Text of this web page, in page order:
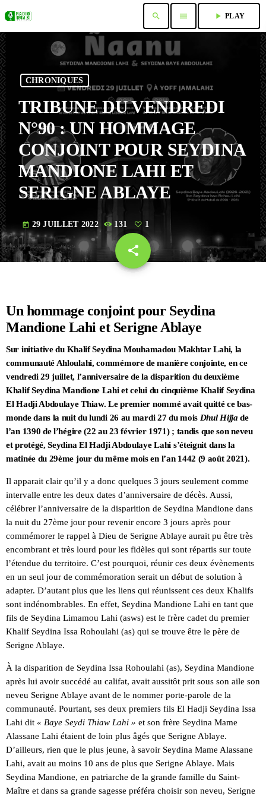
search menu play_arrow PLAY
CHRONIQUES
TRIBUNE DU VENDREDI
N°90 : UN HOMMAGE
CONJOINT POUR SEYDINA
MANDIONE LAHI ET
SERIGNE ABLAYE
today 29 JUILLET 2022 131 1
share
email
Un hommage conjoint pour Seydina
Mandione Lahi et Serigne Ablaye
Sur initiative du Khalif Seydina Mouhamadou Makhtar Lahi, la
communauté Ahloulahi, commémore de manière conjointe, en ce
vendredi 29 juillet, l’anniversaire de la disparition du deuxième
Khalif Seydina Mandione Lahi et celui du cinquième Khalif Seydina
El Hadji Abdoulaye Thiaw. Le premier nommé avait quitté ce bas-
monde dans la nuit du lundi 26 au mardi 27 du mois Dhul Hijja de
l’an 1390 de l’hégire (22 au 23 février 1971) ; tandis que son neveu
et protégé, Seydina El Hadji Abdoulaye Lahi s’éteignit dans la
matinée du 29ème jour du même mois en l’an 1442 (9 août 2021).
Il apparait clair qu’il y a donc quelques 3 jours seulement comme
intervalle entre les deux dates d’anniversaire de décès. Aussi,
célébrer l’anniversaire de la disparition de Seydina Mandione dans
la nuit du 27ème jour pour revenir encore 3 jours après pour
commémorer le rappel à Dieu de Serigne Ablaye aurait pu être très
encombrant et très lourd pour les fidèles qui sont répartis sur toute
l’étendue du territoire. C’est pourquoi, réunir ces deux évènements
en un seul jour de commémoration serait un début de solution à
adapter. D’autant plus que les liens qui réunissent ces deux Khalifs
sont indénombrables. En effet, Seydina Mandione Lahi en tant que
fils de Seydina Limamou Lahi (asws) est le frère cadet du premier
Khalif Seydina Issa Rohoulahi (as) qui se trouve être le père de
Serigne Ablaye.
À la disparition de Seydina Issa Rohoulahi (as), Seydina Mandione
après lui avoir succédé au califat, avait aussitôt prit sous son aile son
neveu Serigne Ablaye avant de le nommer porte-parole de la
communauté. Pourtant, ses deux premiers fils El Hadji Seydina Issa
Lahi dit « Baye Seydi Thiaw Lahi » et son frère Seydina Mame
Alassane Lahi étaient de loin plus âgés que Serigne Ablaye.
D’ailleurs, rien que le plus jeune, à savoir Seydina Mame Alassane
Lahi, avait au moins 10 ans de plus que Serigne Ablaye. Mais
Seydina Mandione, en patriarche de la grande famille du Saint-
Maître et dans sa grande sagesse préféra choisir son neveu, Serigne